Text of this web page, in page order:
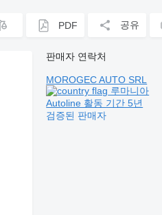
PDF 공유
판매자 연락처
MOROGEC AUTO SRL
루마니아
Autoline 활동 기간 5년
검증된 판매자